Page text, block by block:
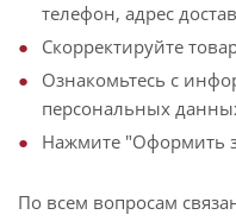
телефон, адрес
Скорректируйте
Ознакомьтесь с
персональных
Нажмите "Оформить
По всем вопросам